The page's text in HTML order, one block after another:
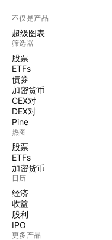
不仅是产品
超级图表
筛选器
股票
ETFs
债券
加密货币
CEX对
DEX对
Pine
热图
股票
ETFs
加密货币
日历
经济
收益
股利
IPO
更多产品